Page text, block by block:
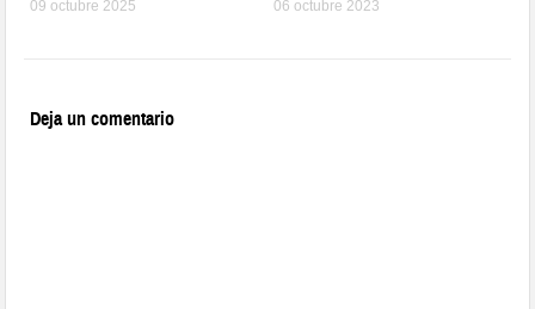
09 octubre 2025 06 octubre 2023
Deja un comentario